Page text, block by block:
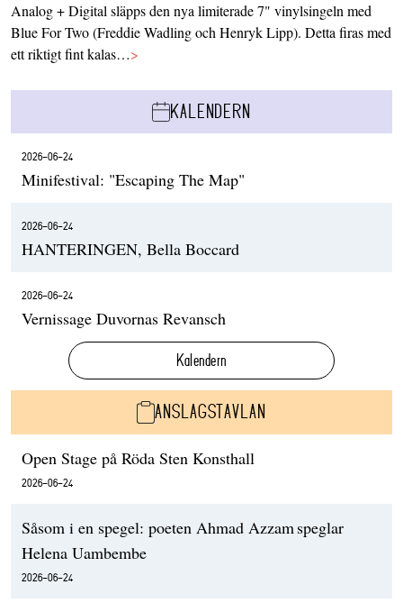
Analog + Digital släpps den nya limiterade 7" vinylsingeln med
Blue For Two (Freddie Wadling och Henryk Lipp). Detta firas med
ett riktigt fint kalas…>
KALENDERN
2026-06-24
Minifestival: "Escaping The Map"
2026-06-24
HANTERINGEN, Bella Boccard
2026-06-24
Vernissage Duvornas Revansch
Kalendern
ANSLAGSTAVLAN
Open Stage på Röda Sten Konsthall
2026-06-24
Såsom i en spegel: poeten Ahmad Azzam speglar
Helena Uambembe
2026-06-24